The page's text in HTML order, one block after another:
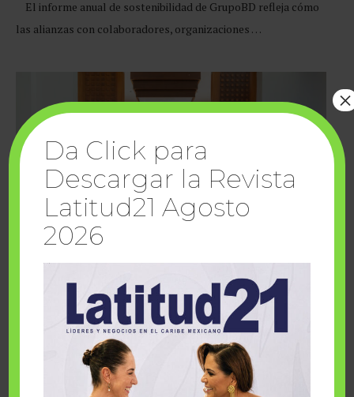
El informe anual de sostenibilidad de GrupoBD refleja cómo
las alianzas con colaboradores, organizaciones …
Cuando la solidaridad inspira; cumplen
sueños Fairmont Mayakoba y Make-A-Wish
Da Click para
Descargar la Revista
Latitud21 Agosto
2026
×